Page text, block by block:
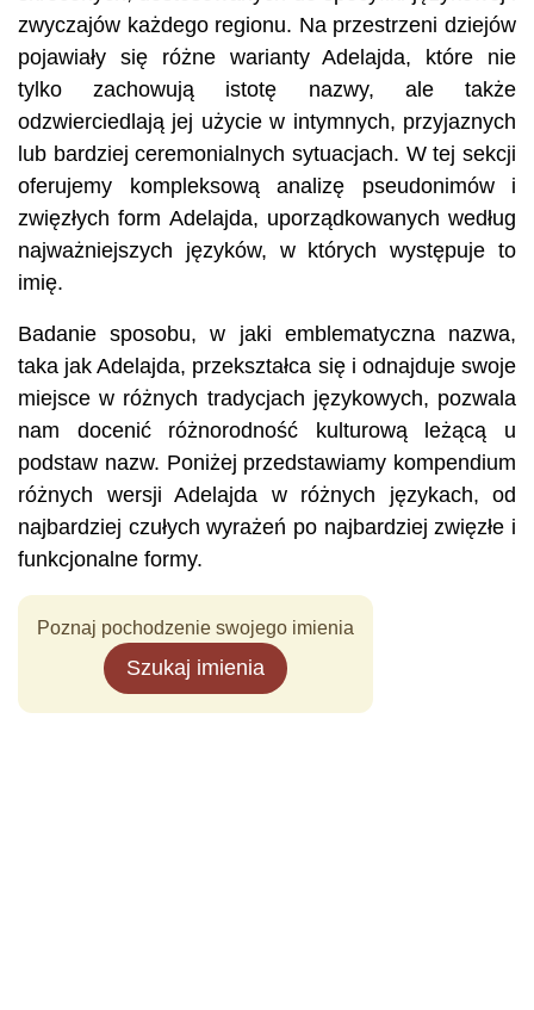
zwyczajów każdego regionu. Na przestrzeni dziejów
pojawiały się różne warianty Adelajda, które nie
tylko zachowują istotę nazwy, ale także
odzwierciedlają jej użycie w intymnych, przyjaznych
lub bardziej ceremonialnych sytuacjach. W tej sekcji
oferujemy kompleksową analizę pseudonimów i
zwięzłych form Adelajda, uporządkowanych według
najważniejszych języków, w których występuje to
imię.
Badanie sposobu, w jaki emblematyczna nazwa,
taka jak Adelajda, przekształca się i odnajduje swoje
miejsce w różnych tradycjach językowych, pozwala
nam docenić różnorodność kulturową leżącą u
podstaw nazw. Poniżej przedstawiamy kompendium
różnych wersji Adelajda w różnych językach, od
najbardziej czułych wyrażeń po najbardziej zwięzłe i
funkcjonalne formy.
Poznaj pochodzenie swojego imienia
Szukaj imienia